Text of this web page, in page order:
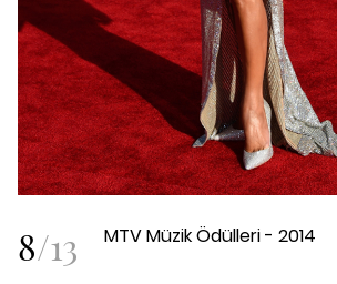
8/13 MTV Müzik Ödülleri - 2014